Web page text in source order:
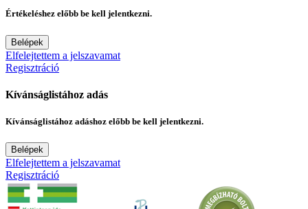
Értékeléshez előbb be kell jelentkezni.
Belépek
Elfelejtettem a jelszavamat
Regisztráció
Kívánságlistához adás
Kívánságlistához adáshoz előbb be kell jelentkezni.
Belépek
Elfelejtettem a jelszavamat
Regisztráció